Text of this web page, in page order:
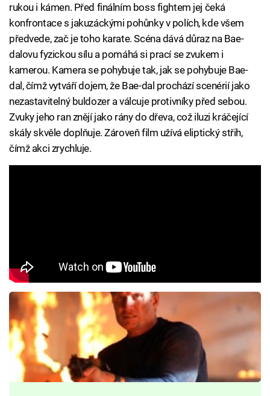
rukou i kámen. Před finálním boss fightem jej čeká
konfrontace s jakuzáckými pohůnky v polích, kde všem
předvede, zač je toho karate. Scéna dává důraz na Bae-
dalovu fyzickou sílu a pomáhá si prací se zvukem i
kamerou. Kamera se pohybuje tak, jak se pohybuje Bae-
dal, čímž vytváří dojem, že Bae-dal prochází scenérií jako
nezastavitelný buldozer a válcuje protivníky před sebou.
Zvuky jeho ran znějí jako rány do dřeva, což iluzi kráčející
skály skvěle doplňuje. Zároveň film užívá eliptický střih,
čímž akci zrychluje.